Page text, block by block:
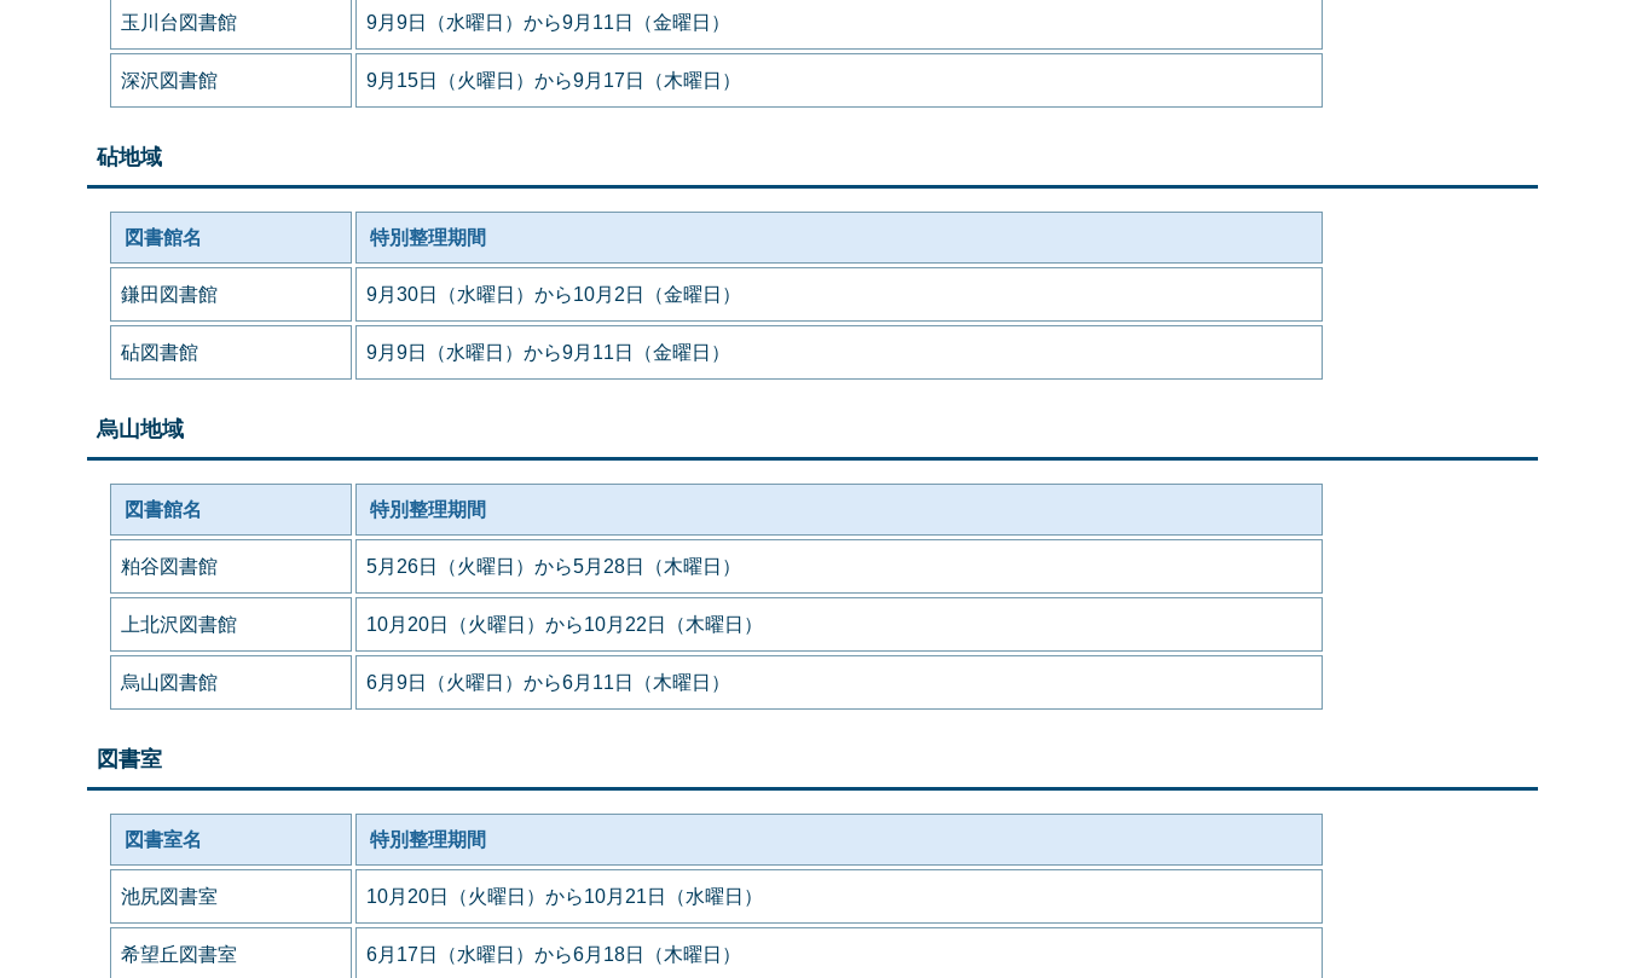
玉川台図書館 9月9日（水曜日）から9月11日（金曜日）
深沢図書館 9月15日（火曜日）から9月17日（木曜日）
砧地域
図書館名 特別整理期間
鎌田図書館 9月30日（水曜日）から10月2日（金曜日）
砧図書館 9月9日（水曜日）から9月11日（金曜日）
烏山地域
図書館名 特別整理期間
粕谷図書館 5月26日（火曜日）から5月28日（木曜日）
上北沢図書館 10月20日（火曜日）から10月22日（木曜日）
烏山図書館 6月9日（火曜日）から6月11日（木曜日）
図書室
図書室名 特別整理期間
池尻図書室 10月20日（火曜日）から10月21日（水曜日）
希望丘図書室 6月17日（水曜日）から6月18日（木曜日）